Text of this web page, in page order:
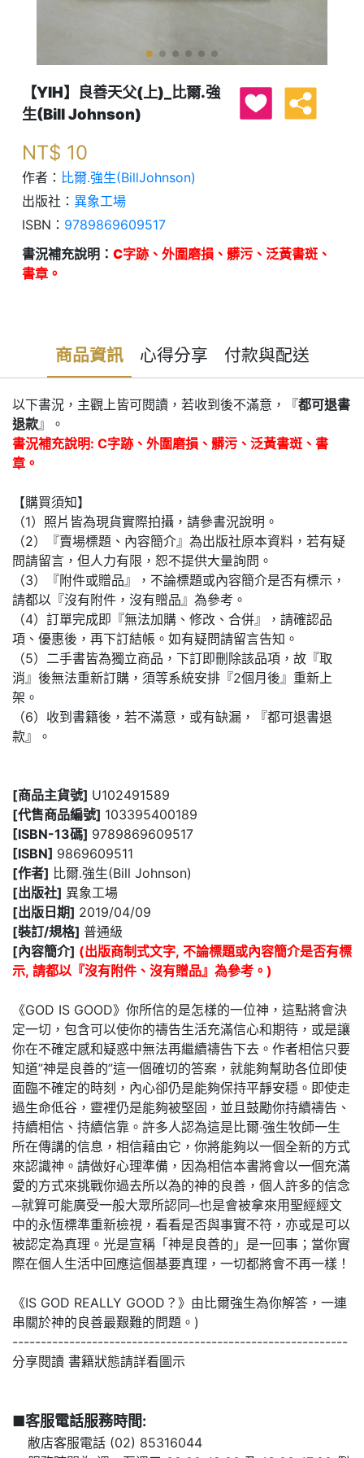
【YIH】良善天父(上)_比爾.強
生(Bill Johnson)
NT$ 10
作者： 比爾.強生(BillJohnson)
出版社： 異象工場
ISBN： 9789869609517
書況補充說明： C字跡、外圍磨損、髒污、泛黃書斑、
書章。
商品資訊 心得分享 付款與配送
以下書況，主觀上皆可閱讀，若收到後不滿意，『都可退書
退款』。
書況補充說明: C字跡、外圍磨損、髒污、泛黃書斑、書
章。
【購買須知】
（1）照片皆為現貨實際拍攝，請參書況說明。
（2）『賣場標題、內容簡介』為出版社原本資料，若有疑
問請留言，但人力有限，恕不提供大量詢問。
（3）『附件或贈品』，不論標題或內容簡介是否有標示，
請都以『沒有附件，沒有贈品』為參考。
（4）訂單完成即『無法加購、修改、合併』，請確認品
項、優惠後，再下訂結帳。如有疑問請留言告知。
（5）二手書皆為獨立商品，下訂即刪除該品項，故『取
消』後無法重新訂購，須等系統安排『2個月後』重新上
架。
（6）收到書籍後，若不滿意，或有缺漏，『都可退書退
款』。
[商品主貨號] U102491589
[代售商品編號] 103395400189
[ISBN-13碼] 9789869609517
[ISBN] 9869609511
[作者] 比爾.強生(Bill Johnson)
[出版社] 異象工場
[出版日期] 2019/04/09
[裝訂/規格] 普通級
[內容簡介] (出版商制式文字, 不論標題或內容簡介是否有標
示, 請都以『沒有附件、沒有贈品』為參考。)
《GOD IS GOOD》你所信的是怎樣的一位神，這點將會決
定一切，包含可以使你的禱告生活充滿信心和期待，或是讓
你在不確定感和疑惑中無法再繼續禱告下去。作者相信只要
知道”神是良善的”這一個確切的答案，就能夠幫助各位即使
面臨不確定的時刻，內心卻仍是能夠保持平靜安穩。即使走
過生命低谷，靈裡仍是能夠被堅固，並且鼓勵你持續禱告、
持續相信、持續信靠。許多人認為這是比爾‧強生牧師一生
所在傳講的信息，相信藉由它，你將能夠以一個全新的方式
來認識神。請做好心理準備，因為相信本書將會以一個充滿
愛的方式來挑戰你過去所以為的神的良善，個人許多的信念
─就算可能廣受一般大眾所認同─也是會被拿來用聖經經文
中的永恆標準重新檢視，看看是否與事實不符，亦或是可以
被認定為真理。光是宣稱「神是良善的」是一回事；當你實
際在個人生活中回應這個基要真理，一切都將會不再一樣！
《IS GOD REALLY GOOD？》由比爾強生為你解答，一連
串關於神的良善最艱難的問題。)
-----------------------------------------------------------
分享閱讀 書籍狀態請詳看圖示
■客服電話服務時間:
敝店客服電話 (02) 85316044